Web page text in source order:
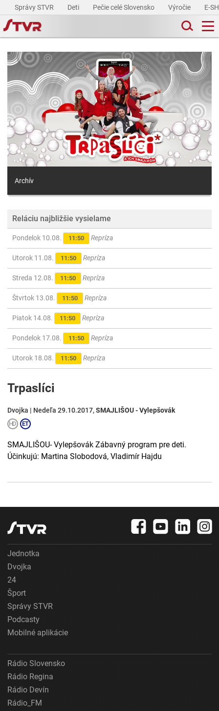
Správy STVR Deti Pečie celé Slovensko Výročie E-
Archív
Reláciu najbližšie vysielame
Pondelok 10.08. 11:50 Repríza
Utorok 11.08. 11:50 Repríza
Streda 12.08. 11:50 Repríza
Štvrtok 13.08. 11:50 Repríza
Piatok 14.08. 11:50 Repríza
Pondelok 17.08. 11:50 Repríza
Utorok 18.08. 11:50 Repríza
Trpaslíci
Dvojka | Nedeľa 29.10.2017,SMAJLIŠOU - Vylepšovák
SMAJLIŠOU- Vylepšovák Zábavný program pre deti.
Účinkujú: Martina Slobodová, Vladimír Hajdu
Jednotka
Dvojka
24
Šport
Správy STVR
Podcasty
Mobilné aplikácie
Rádio Slovensko
Rádio Regina
Rádio Devín
Rádio_FM